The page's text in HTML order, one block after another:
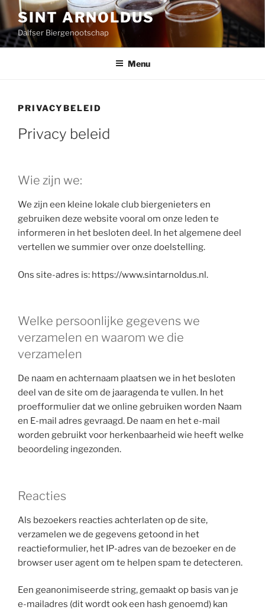
Ga
naar
de
inhoud
SINT ARNOLDUS
Dalfser Biergenootschap
Menu
PRIVACYBELEID
Privacy beleid
Wie zijn we:
We zijn een kleine lokale club biergenieters en
gebruiken deze website vooral om onze leden te
informeren in het besloten deel. In het algemene deel
vertellen we summier over onze doelstelling.
Ons site-adres is: https://www.sintarnoldus.nl.
Welke persoonlijke gegevens we
verzamelen en waarom we die
verzamelen
De naam en achternaam plaatsen we in het besloten
deel van de site om de jaaragenda te vullen. In het
proefformulier dat we online gebruiken worden Naam
en E-mail adres gevraagd. De naam en het e-mail
worden gebruikt voor herkenbaarheid wie heeft welke
beoordeling ingezonden.
Reacties
Als bezoekers reacties achterlaten op de site,
verzamelen we de gegevens getoond in het
reactieformulier, het IP-adres van de bezoeker en de
browser user agent om te helpen spam te detecteren.
Een geanonimiseerde string, gemaakt op basis van je
e-mailadres (dit wordt ook een hash genoemd) kan